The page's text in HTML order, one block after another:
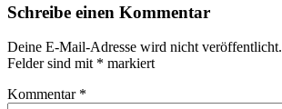
Schreibe einen Kommentar
Deine E-Mail-Adresse wird nicht veröffentlicht.
Felder sind mit * markiert
Kommentar *